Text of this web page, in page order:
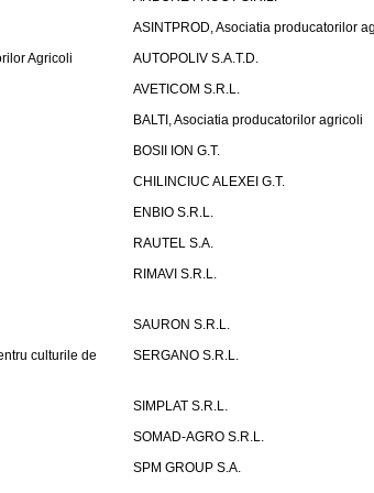
ASINTPROD, Asociatia producatorilor
Agricoli
AUTOPOLIV S.A.T.D.
AVETICOM S.R.L.
BALTI, Asociatia producatorilor agricoli
BOSII ION G.T.
CHILINCIUC ALEXEI G.T.
ENBIO S.R.L.
RAUTEL S.A.
RIMAVI S.R.L.
SAURON S.R.L.
culturile de
SERGANO S.R.L.
SIMPLAT S.R.L.
SOMAD-AGRO S.R.L.
SPM GROUP S.A.